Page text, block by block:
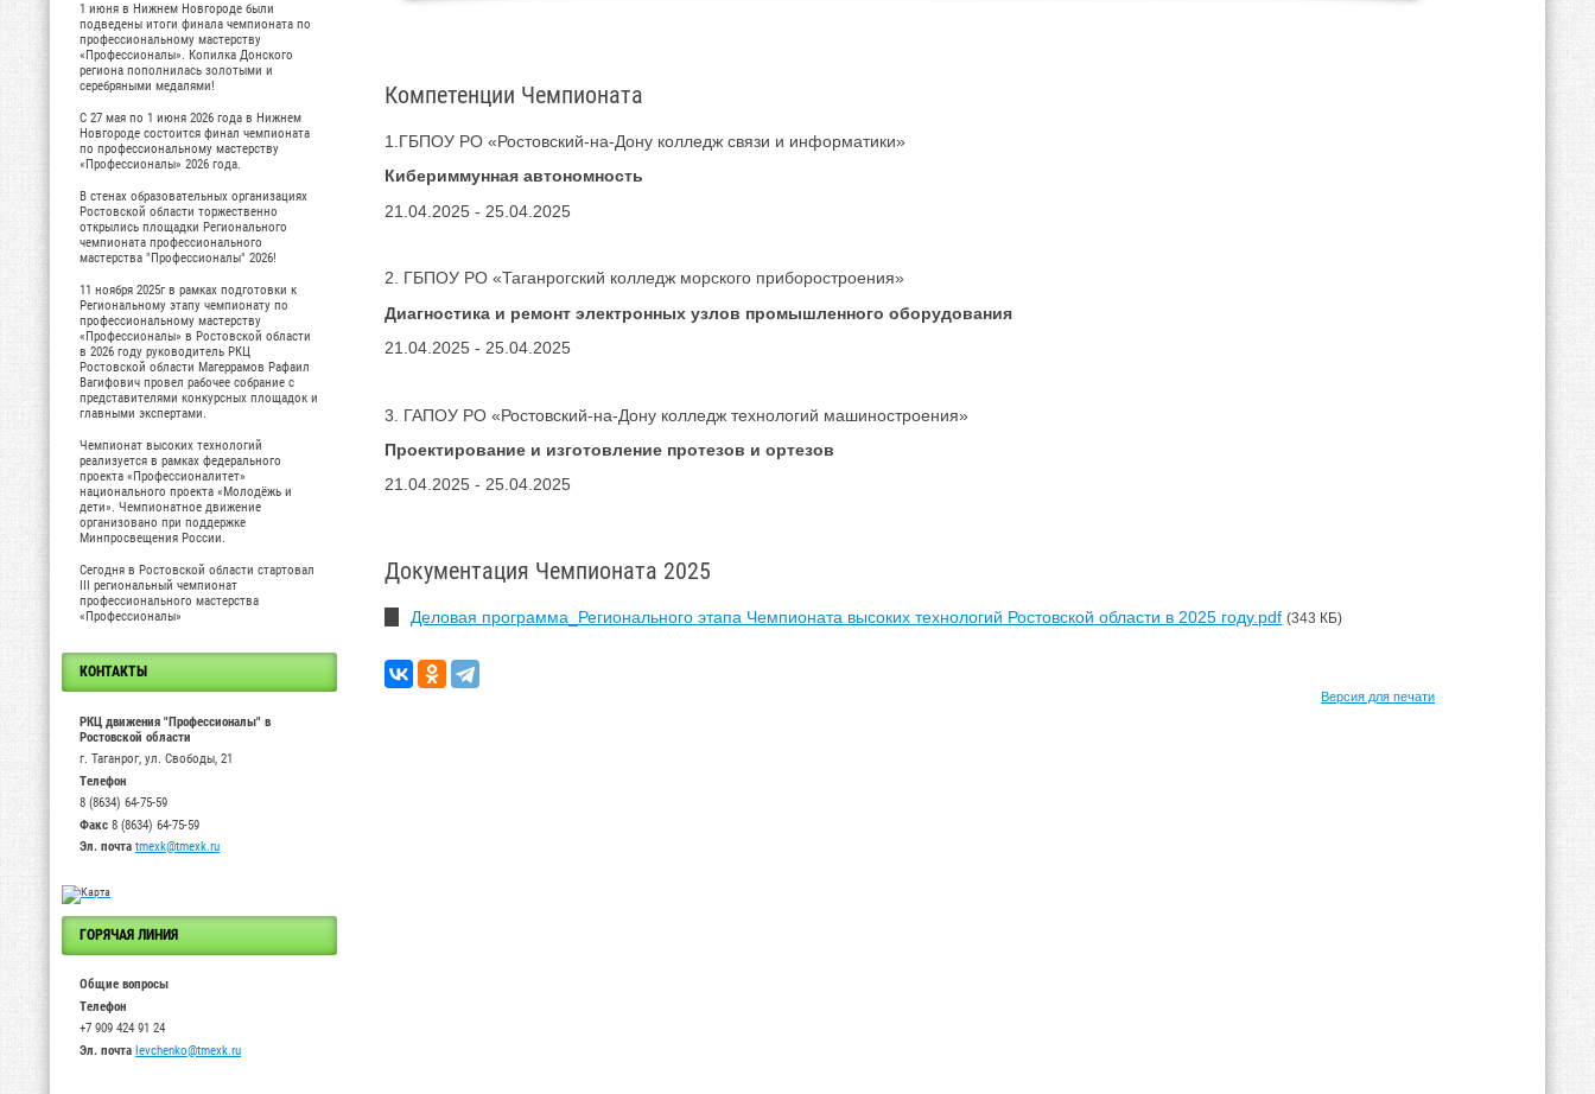
1 июня в Нижнем Новгороде были
подведены итоги финала чемпионата по
профессиональному мастерству
«Профессионалы». Копилка Донского
региона пополнилась золотыми и
серебряными медалями!
С 27 мая по 1 июня 2026 года в Нижнем
Новгороде состоится финал чемпионата
по профессиональному мастерству
«Профессионалы» 2026 года.
В стенах образовательных организациях
Ростовской области торжественно
открылись площадки Регионального
чемпионата профессионального
мастерства "Профессионалы" 2026!
11 ноября 2025г в рамках подготовки к
Региональному этапу чемпионату по
профессиональному мастерству
«Профессионалы» в Ростовской области
в 2026 году руководитель РКЦ
Ростовской области Магеррамов Рафаил
Вагифович провел рабочее собрание с
представителями конкурсных площадок и
главными экспертами.
Чемпионат высоких технологий
реализуется в рамках федерального
проекта «Профессионалитет»
национального проекта «Молодёжь и
дети». Чемпионатное движение
организовано при поддержке
Минпросвещения России.
Сегодня в Ростовской области стартовал
III региональный чемпионат
профессионального мастерства
«Профессионалы»
КОНТАКТЫ
РКЦ движения "Профессионалы" в
Ростовской области
г. Таганрог, ул. Свободы, 21
Телефон
8 (8634) 64-75-59
Факс 8 (8634) 64-75-59
Эл. почта tmexk@tmexk.ru
ГОРЯЧАЯ ЛИНИЯ
Общие вопросы
Телефон
+7 909 424 91 24
Эл. почта levchenko@tmexk.ru
Компетенции Чемпионата
1.ГБПОУ РО «Ростовский-на-Дону колледж связи и информатики»
Кибериммунная автономность
21.04.2025 - 25.04.2025
2. ГБПОУ РО «Таганрогский колледж морского приборостроения»
Диагностика и ремонт электронных узлов промышленного оборудования
21.04.2025 - 25.04.2025
3. ГАПОУ РО «Ростовский-на-Дону колледж технологий машиностроения»
Проектирование и изготовление протезов и ортезов
21.04.2025 - 25.04.2025
Документация Чемпионата 2025
Деловая программа_Регионального этапа Чемпионата высоких технологий Ростовской области в 2025 году.pdf (343 КБ)
Версия для печати